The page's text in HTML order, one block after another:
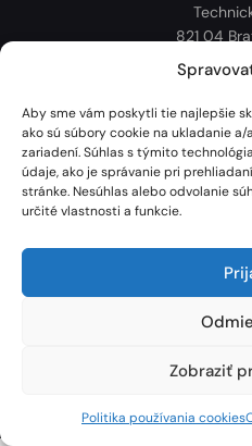
Aby sme vám poskytli tie najlepšie
ako sú súbory cookie na ukladanie
zariadení. Súhlas s týmito
údaje, ako je správanie pri
stránke. Nesúhlas alebo odvolanie
určité vlastnosti a funkcie.
Zobraziť
Politika používania cookies
821 04
Slovenská
Politika
Mapa
Lignotesting, a. s. © 2024 | Všetky práva